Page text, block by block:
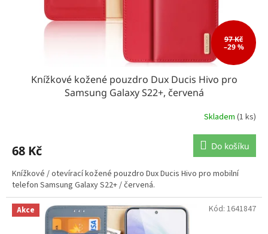
97 Kč
–29 %
Knížkové kožené pouzdro Dux Ducis Hivo pro
Samsung Galaxy S22+, červená
Skladem (1 ks)
68 Kč Do košíku
Knížkové / otevírací kožené pouzdro Dux Ducis Hivo pro mobilní
telefon Samsung Galaxy S22+ / červená.
Akce Kód: 1641847